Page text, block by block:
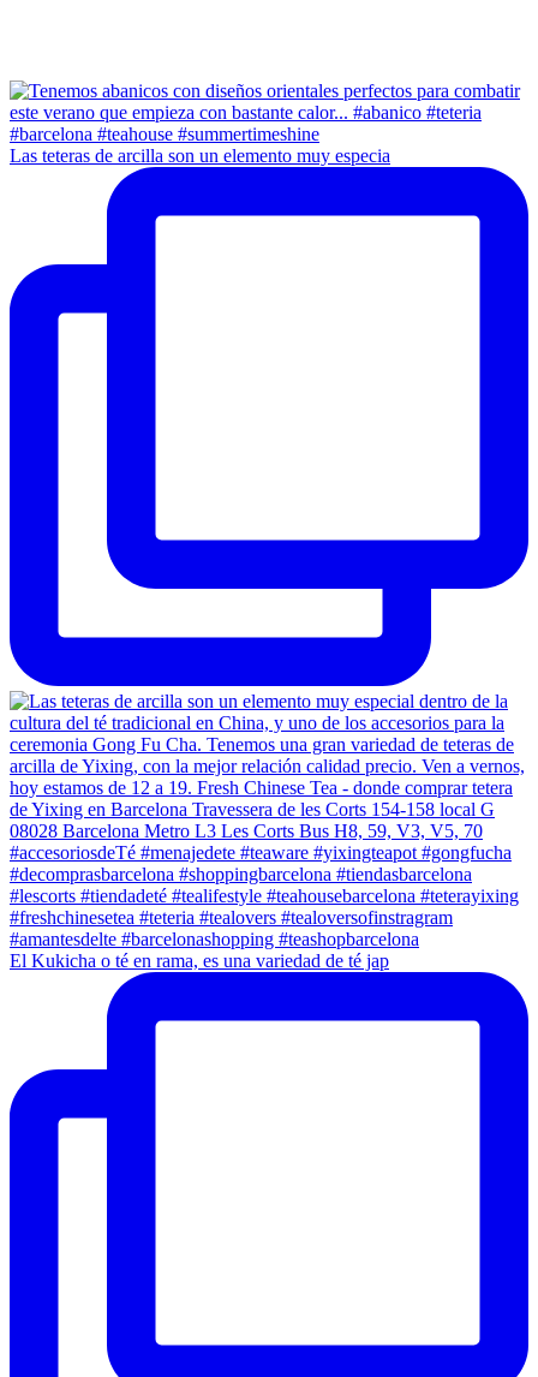
Las teteras de arcilla son un elemento muy especia
El Kukicha o té en rama, es una variedad de té jap